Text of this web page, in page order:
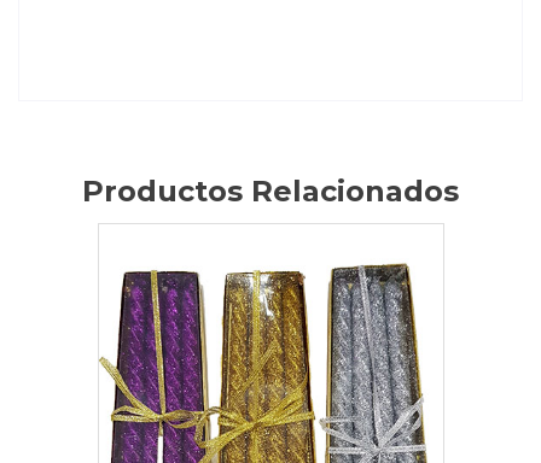
Productos Relacionados